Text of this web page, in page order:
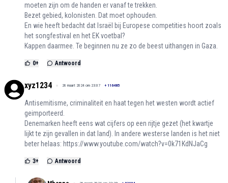
moeten zijn om de handen er vanaf te trekken.
Bezet gebied, kolonisten. Dat moet ophouden.
En wie heeft bedacht dat Israël bij Europese competities hoort zoals
het songfestival en het EK voetbal?
Kappen daarmee. Te beginnen nu ze zo de beest uithangen in Gaza.
0+ Antwoord
xyz1234 26 maart 2024 om 23:07 + 116485
Antisemitisme, criminaliteit en haat tegen het westen wordt actief
geimporteerd.
Denemarken heeft eens wat cijfers op een rijtje gezet (het kwartje
lijkt te zijn gevallen in dat land). In andere westerse landen is het niet
beter helaas: https://www.youtube.com/watch?v=0k71KdNJaCg
3+ Antwoord